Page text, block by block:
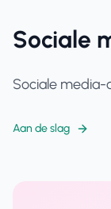
Sociale
Sociale
Aan de slag